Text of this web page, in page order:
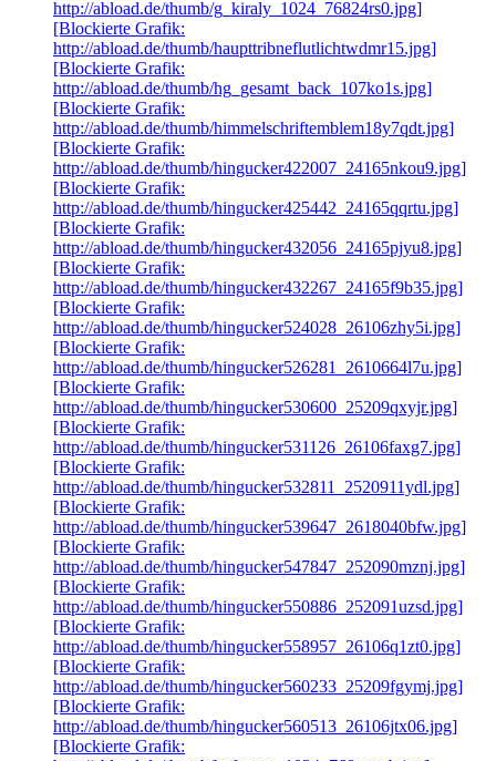
http://abload.de/thumb/g_kiraly_1024_76824rs0.jpg]
[Blockierte Grafik:
http://abload.de/thumb/haupttribneflutlichtwdmr15.jpg]
[Blockierte Grafik:
http://abload.de/thumb/hg_gesamt_back_107ko1s.jpg]
[Blockierte Grafik:
http://abload.de/thumb/himmelschriftemblem18y7qdt.jpg]
[Blockierte Grafik:
http://abload.de/thumb/hingucker422007_24165nkou9.jpg]
[Blockierte Grafik:
http://abload.de/thumb/hingucker425442_24165qqrtu.jpg]
[Blockierte Grafik:
http://abload.de/thumb/hingucker432056_24165pjyu8.jpg]
[Blockierte Grafik:
http://abload.de/thumb/hingucker432267_24165f9b35.jpg]
[Blockierte Grafik:
http://abload.de/thumb/hingucker524028_26106zhy5i.jpg]
[Blockierte Grafik:
http://abload.de/thumb/hingucker526281_2610664l7u.jpg]
[Blockierte Grafik:
http://abload.de/thumb/hingucker530600_25209qxyjr.jpg]
[Blockierte Grafik:
http://abload.de/thumb/hingucker531126_26106faxg7.jpg]
[Blockierte Grafik:
http://abload.de/thumb/hingucker532811_2520911ydl.jpg]
[Blockierte Grafik:
http://abload.de/thumb/hingucker539647_2618040bfw.jpg]
[Blockierte Grafik:
http://abload.de/thumb/hingucker547847_252090mznj.jpg]
[Blockierte Grafik:
http://abload.de/thumb/hingucker550886_252091uzsd.jpg]
[Blockierte Grafik:
http://abload.de/thumb/hingucker558957_26106q1zt0.jpg]
[Blockierte Grafik:
http://abload.de/thumb/hingucker560233_25209fgymj.jpg]
[Blockierte Grafik:
http://abload.de/thumb/hingucker560513_26106jtx06.jpg]
[Blockierte Grafik: